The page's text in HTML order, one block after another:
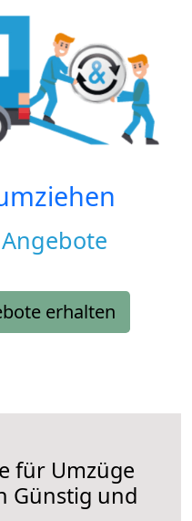
erhalten
für Umzüge
Günstig und